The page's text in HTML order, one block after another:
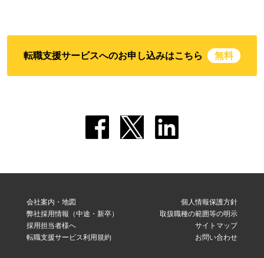
転職支援サービスへのお申し込みはこちら 無料
会社案内・地図
弊社採用情報（中途・新卒）
採用担当者様へ
転職支援サービス利用規約
個人情報保護方針
取扱職種の範囲等の明示
サイトマップ
お問い合わせ